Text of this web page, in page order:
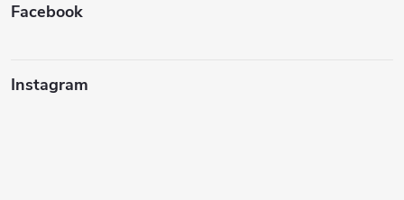
Facebook
Instagram